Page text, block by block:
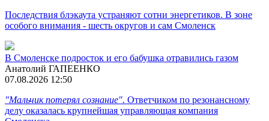
Последствия блэкаута устраняют сотни энергетиков. В зоне
особого внимания - шесть округов и сам Смоленск
В Смоленске подросток и его бабушка отравились газом
Анатолий ГАПЕЕНКО
07.08.2026 12:50
"Мальчик потерял сознание". Ответчиком по резонансному
делу оказалась крупнейшая управляющая компания